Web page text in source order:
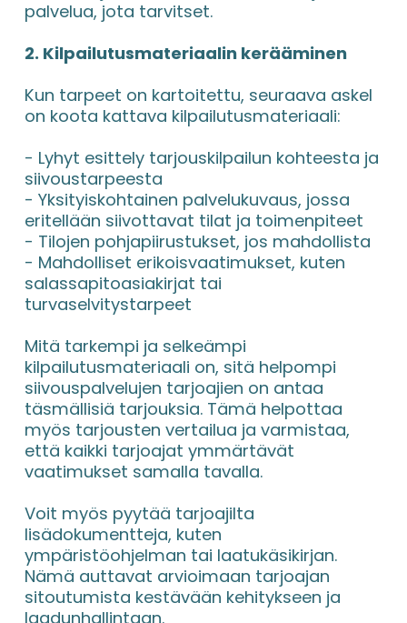
palvelua, jota tarvitset.
2. Kilpailutusmateriaalin kerääminen
Kun tarpeet on kartoitettu, seuraava askel
on koota kattava kilpailutusmateriaali:
- Lyhyt esittely tarjouskilpailun kohteesta ja
siivoustarpeesta
- Yksityiskohtainen palvelukuvaus, jossa
eritellään siivottavat tilat ja toimenpiteet
- Tilojen pohjapiirustukset, jos mahdollista
- Mahdolliset erikoisvaatimukset, kuten
salassapitoasiakirjat tai
turvaselvitystarpeet
Mitä tarkempi ja selkeämpi
kilpailutusmateriaali on, sitä helpompi
siivouspalvelujen tarjoajien on antaa
täsmällisiä tarjouksia. Tämä helpottaa
myös tarjousten vertailua ja varmistaa,
että kaikki tarjoajat ymmärtävät
vaatimukset samalla tavalla.
Voit myös pyytää tarjoajilta
lisädokumentteja, kuten
ympäristöohjelman tai laatukäsikirjan.
Nämä auttavat arvioimaan tarjoajan
sitoutumista kestävään kehitykseen ja
laadunhallintaan.